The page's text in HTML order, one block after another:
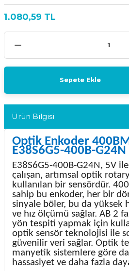
1.080,59 TL
Sepete Ekle
Ürün Bilgisi
Optik Enkoder
E38S6G5-400B-G24N
E38S6G5-400B-G24N, 5V
çalışan, artımsal optik
kullanılan bir sensördür.
sahip bu enkoder, her bir
sinyale böler, bu da yüksek
ve hız ölçümü sağlar. AB 2
yön tespiti yapmak için
optik sensör teknolojisi ile
güvenilir veri sağlar. Optik
manyetik sistemlere göre
hassasiyet ve daha fazla